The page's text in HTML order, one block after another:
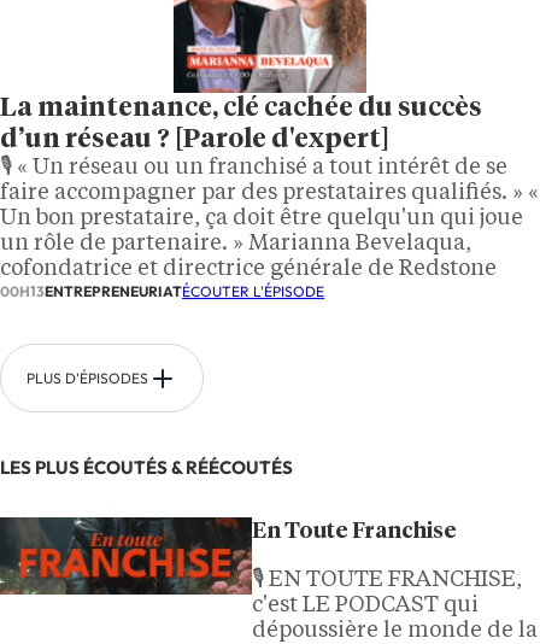
La maintenance, clé cachée du succès
d’un réseau ? [Parole d'expert]
🎙️ « Un réseau ou un franchisé a tout intérêt de se
faire accompagner par des prestataires qualifiés. » «
Un bon prestataire, ça doit être quelqu'un qui joue
un rôle de partenaire. » Marianna Bevelaqua,
cofondatrice et directrice générale de Redstone
00H13ENTREPRENEURIATÉCOUTER L'ÉPISODE
PLUS D'ÉPISODES
LES PLUS ÉCOUTÉS & RÉÉCOUTÉS
En Toute Franchise
🎙️ EN TOUTE FRANCHISE,
c'est LE PODCAST qui
dépoussière le monde de la